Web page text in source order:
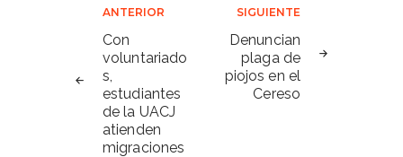
Navegación
de
entradas
ANTERIOR
Con
voluntariado
s,
estudiantes
de la UACJ
atienden
migraciones
SIGUIENTE
Denuncian
plaga de
piojos en el
Cereso